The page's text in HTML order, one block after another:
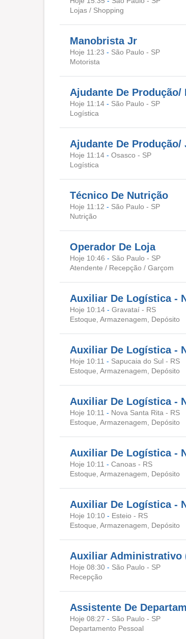
Lojas / Shopping
Manobrista Jr
Hoje 11:23 - São Paulo - SP
Motorista
Ajudante De Produção/
Hoje 11:14 - São Paulo - SP
Logística
Ajudante De Produção/
Hoje 11:14 - Osasco - SP
Logística
Técnico De Nutrição
Hoje 11:12 - São Paulo - SP
Nutrição
Operador De Loja
Hoje 10:46 - São Paulo - SP
Atendente / Recepção / Garçom
Auxiliar De Logística -
Hoje 10:14 - Gravataí - RS
Estoque, Armazenagem, Depósito
Auxiliar De Logística -
Hoje 10:11 - Sapucaia do Sul - RS
Estoque, Armazenagem, Depósito
Auxiliar De Logística -
Hoje 10:11 - Nova Santa Rita - RS
Estoque, Armazenagem, Depósito
Auxiliar De Logística -
Hoje 10:11 - Canoas - RS
Estoque, Armazenagem, Depósito
Auxiliar De Logística -
Hoje 10:10 - Esteio - RS
Estoque, Armazenagem, Depósito
Auxiliar Administrativo
Hoje 08:30 - São Paulo - SP
Recepção
Assistente De
Hoje 08:27 - São Paulo - SP
Departamento Pessoal